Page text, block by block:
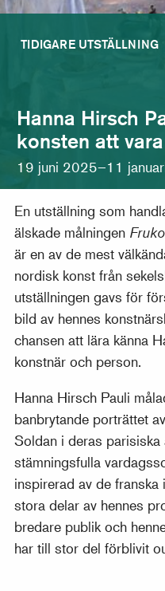
TIDIGARE UTSTÄLLNING
Hanna Hirsch
konsten att
19 juni 2025–11
En utställning som
älskade målningen
är en av de mest
nordisk konst från
utställningen gavs för
bild av hennes
chansen att lära känna
konstnär och person.
Hanna Hirsch Pauli
banbrytande porträttet
Soldan i deras parisiska
stämningsfulla
inspirerad av de
stora delar av hennes
bredare publik och
har till stor del förblivit